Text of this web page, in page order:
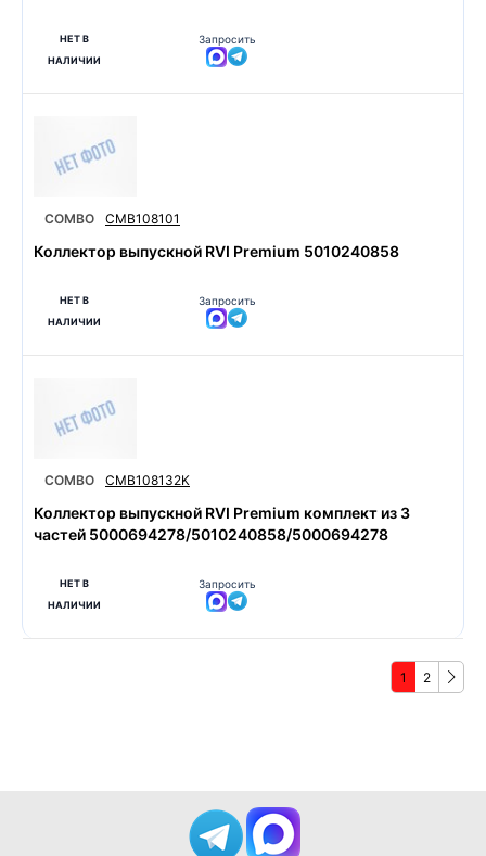
НЕТ В
НАЛИЧИИ
Запросить
COMBO CMB108101
Коллектор выпускной RVI Premium 5010240858
НЕТ В
НАЛИЧИИ
Запросить
COMBO CMB108132K
Коллектор выпускной RVI Premium комплект из 3
частей 5000694278/5010240858/5000694278
НЕТ В
НАЛИЧИИ
Запросить
1 2